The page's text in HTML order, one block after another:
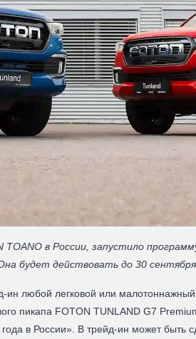
в России, запустило
будет действовать до 30 сентября
любой легковой или малотоннажный
пикапа FOTON TUNLAND G7
в России». В трейд-ин может быть